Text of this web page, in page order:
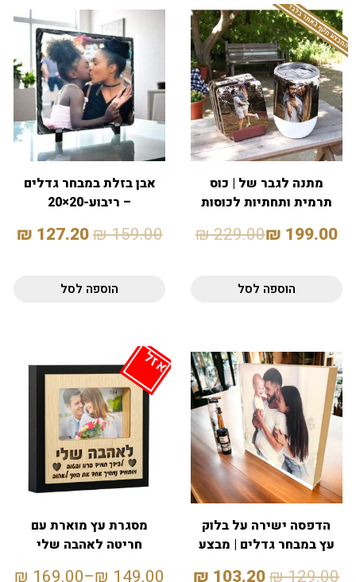
המבצע תקף באתר בלבד
מתנה לגבר של | כוס
תרמית ותחתיות לכוסות
199.00
₪
229.00
₪
הוספה לסל
אבן בזלת במבחר גדלים
– ריבוע-20×20
159.00
₪
127.20
₪
הוספה לסל
הדפסה ישירה על בלוק
עץ במבחר גדלים | מבצע
אזל
מסגרת עץ מוארת עם
חריטה לאהבה שלי